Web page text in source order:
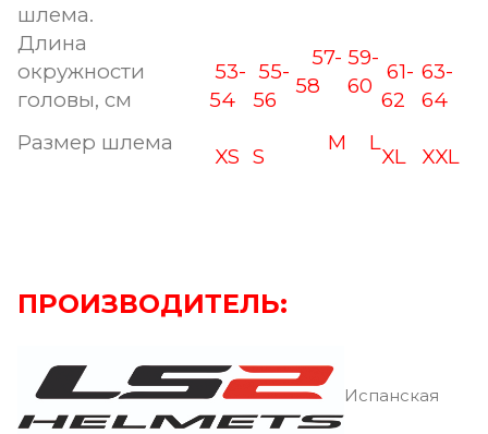
шлема.
Длина
окружности
головы, см
53-
54
55-
56
57-
58
59-
60
61-
62
63-
64
Размер шлема
XS S
M L
XL XXL
ПРОИЗВОДИТЕЛЬ:
Испанская